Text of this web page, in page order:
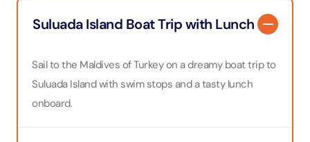
Suluada Island Boat Trip with Lunch
Sail to the Maldives of Turkey on a dreamy boat trip to
Suluada Island with swim stops and a tasty lunch
onboard.